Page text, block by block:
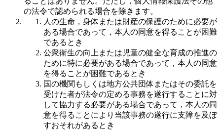
の法令で認められる場合を除きます。
人の生命，身体または財産の保護のために必要が
ある場合であって，本人の同意を得ることが困難
であるとき
公衆衛生の向上または児童の健全な育成の推進の
ために特に必要がある場合であって，本人の同意
を得ることが困難であるとき
国の機関もしくは地方公共団体またはその委託を
受けた者が法令の定める事務を遂行することに対
して協力する必要がある場合であって，本人の同
意を得ることにより当該事務の遂行に支障を及ぼ
すおそれがあるとき